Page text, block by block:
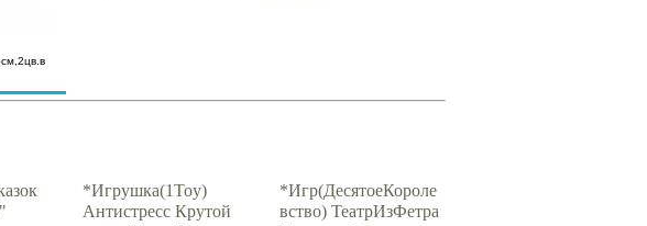
*Игрушка(1Toy)
Антистресс Крутой
*Игр(ДесятоеКороле
вство) ТеатрИзФетра